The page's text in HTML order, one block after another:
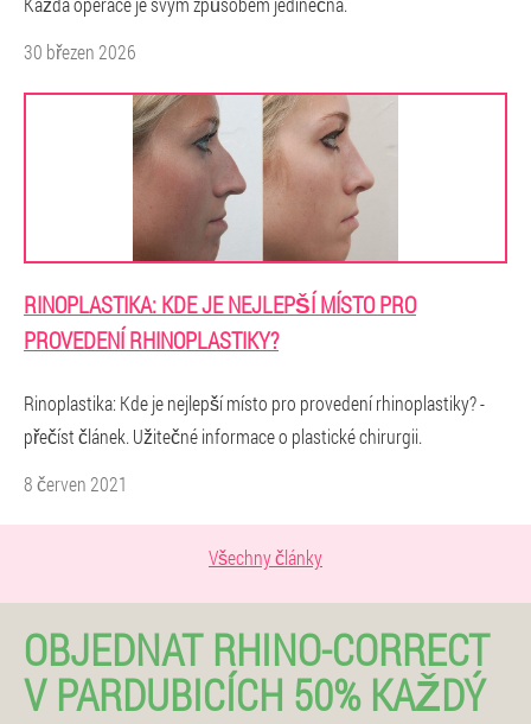
30 březen 2026
RINOPLASTIKA: KDE JE NEJLEPŠÍ MÍSTO PRO
PROVEDENÍ RHINOPLASTIKY?
Rinoplastika: Kde je nejlepší místo pro provedení rhinoplastiky? -
přečíst článek. Užitečné informace o plastické chirurgii.
8 červen 2021
Všechny články
OBJEDNAT RHINO-CORRECT
V PARDUBICÍCH 50% KAŽDÝ